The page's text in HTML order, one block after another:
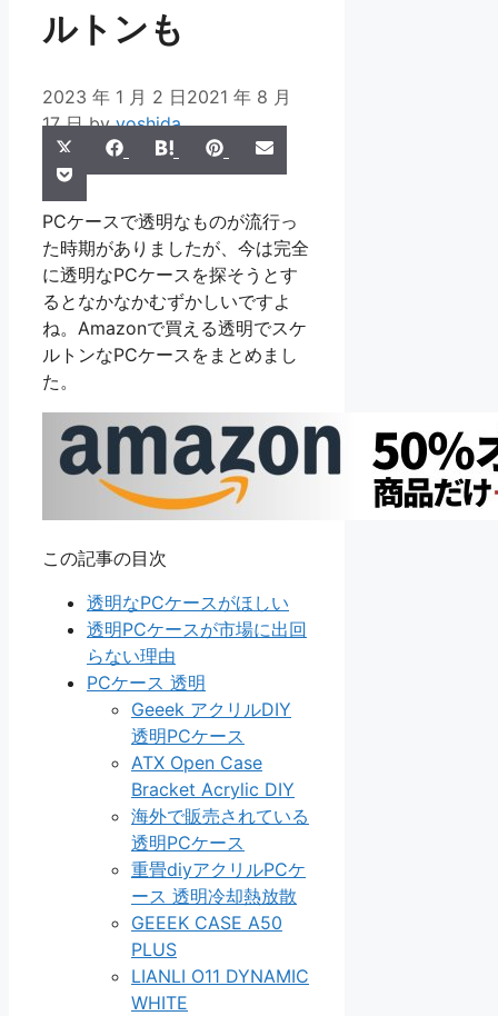
ルトンも
2023 年 1 月 2 日2021 年 8 月
17 日 byyoshida
Share
on
(Twitter)
Share
on
Facebook
Share
on
Hatena Share
on
PinterestShare
on
Share
on
Pocket
PCケースで透明なものが流行っ
た時期がありましたが、今は完全
に透明なPCケースを探そうとす
るとなかなかむずかしいですよ
ね。Amazonで買える透明でスケ
ルトンなPCケースをまとめまし
た。
この記事の目次
透明なPCケースがほしい
透明PCケースが市場に出回
らない理由
PCケース 透明
Geeek アクリルDIY
透明PCケース
ATX Open Case
Bracket Acrylic DIY
海外で販売されている
透明PCケース
重畳diyアクリルPCケ
ース 透明冷却熱放散
GEEEK CASE A50
PLUS
LIANLI O11 DYNAMIC
WHITE